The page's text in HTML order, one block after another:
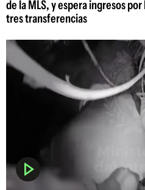
de la MLS, y espera ingresos
tres transferencias